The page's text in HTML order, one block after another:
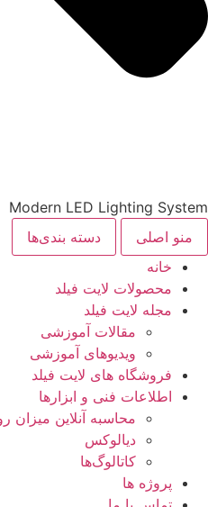
Modern LED Lighting System
منو اصلی
دسته بندی‌ها
خانه
محصولات لایت فیلد
مجله لایت فیلد
مقالات آموزشی
ویدیوهای آموزشی
فروشگاه های لایت فیلد
اطلاعات فنی و ابزارها
محاسبه آنلاین میزان
دیالوکس
کاتالوگ‌ها
پروژه ها